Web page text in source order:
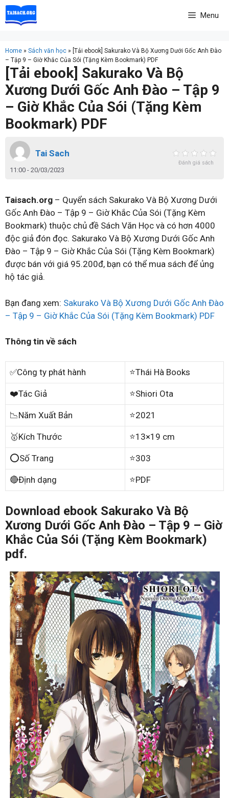
Skip
to
Menu
Home » Sách văn học » [Tải ebook] Sakurako Và Bộ Xương Dưới Gốc Anh Đào
– Tập 9 – Giờ Khắc Của Sói (Tặng Kèm Bookmark) PDF
[Tải ebook] Sakurako Và Bộ
Xương Dưới Gốc Anh Đào – Tập 9
– Giờ Khắc Của Sói (Tặng Kèm
Bookmark) PDF
Tai Sach
11:00 - 20/03/2023
Đánh giá sách
Taisach.org – Quyển sách Sakurako Và Bộ Xương Dưới
Gốc Anh Đào – Tập 9 – Giờ Khắc Của Sói (Tặng Kèm
Bookmark) thuộc chủ đề Sách Văn Học và có hơn 4000
độc giả đón đọc. Sakurako Và Bộ Xương Dưới Gốc Anh
Đào – Tập 9 – Giờ Khắc Của Sói (Tặng Kèm Bookmark)
được bán với giá 95.200đ, bạn có thể mua sách để ủng
hộ tác giả.
Bạn đang xem: Sakurako Và Bộ Xương Dưới Gốc Anh Đào
– Tập 9 – Giờ Khắc Của Sói (Tặng Kèm Bookmark) PDF
Thông tin về sách
✅Công ty phát hành ⭐Thái Hà Books
❤️Tác Giả ⭐Shiori Ota
📉Năm Xuất Bản ⭐2021
🥇Kích Thước ⭐13×19 cm
⭕Số Trang ⭐303
🔴Định dạng ⭐PDF
Download ebook Sakurako Và Bộ
Xương Dưới Gốc Anh Đào – Tập 9 – Giờ
Khắc Của Sói (Tặng Kèm Bookmark)
pdf.